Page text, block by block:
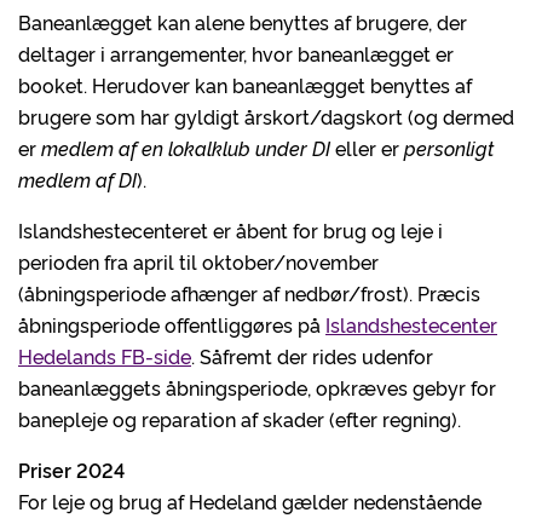
Baneanlægget kan alene benyttes af brugere, der
deltager i arrangementer, hvor baneanlægget er
booket. Herudover kan baneanlægget benyttes af
brugere som har gyldigt årskort/dagskort (og dermed
ermedlem af en lokalklub under DIeller erpersonligt
medlem af DI).
Islandshestecenteret er åbent for brug og leje i
perioden fra april til oktober/november
(åbningsperiode afhænger af nedbør/frost). Præcis
åbningsperiode offentliggøres på Islandshestecenter
Hedelands FB-side. Såfremt der rides udenfor
baneanlæggets åbningsperiode, opkræves gebyr for
banepleje og reparation af skader (efter regning).
Priser 2024
For leje og brug af Hedeland gælder nedenstående